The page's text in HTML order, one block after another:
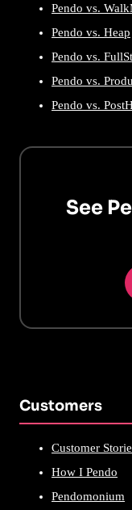
Pendo vs.
Pendo vs. Heap
Pendo vs.
Pendo vs.
Pendo vs.
See
Customers
Customer
How I Pendo
Pendomonium